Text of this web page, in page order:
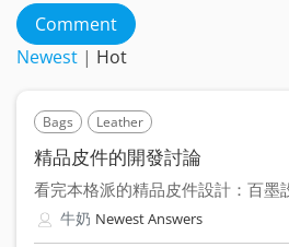
Comment
Newest | Hot
Bags Leather
精品皮件的開發討論
牛奶 Newest Answers